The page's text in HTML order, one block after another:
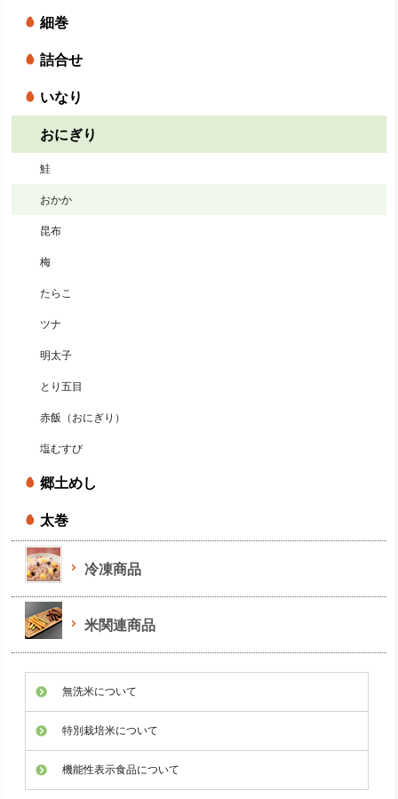
細巻
詰合せ
いなり
おにぎり
鮭
おかか
昆布
梅
たらこ
ツナ
明太子
とり五目
赤飯（おにぎり）
塩むすび
郷土めし
太巻
冷凍商品
米関連商品
無洗米について
特別栽培米について
機能性表示食品について